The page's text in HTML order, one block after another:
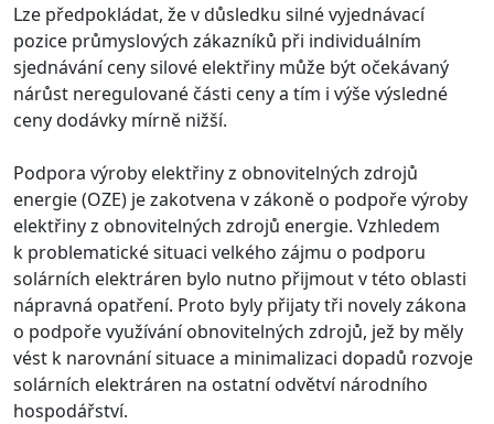
Lze předpokládat, že v důsledku silné vyjednávací
pozice průmyslových zákazníků při individuálním
sjednávání ceny silové elektřiny může být očekávaný
nárůst neregulované části ceny a tím i výše výsledné
ceny dodávky mírně nižší.
Podpora výroby elektřiny z obnovitelných zdrojů
energie (OZE) je zakotvena v zákoně o podpoře výroby
elektřiny z obnovitelných zdrojů energie. Vzhledem
k problematické situaci velkého zájmu o podporu
solárních elektráren bylo nutno přijmout v této oblasti
nápravná opatření. Proto byly přijaty tři novely zákona
o podpoře využívání obnovitelných zdrojů, jež by měly
vést k narovnání situace a minimalizaci dopadů rozvoje
solárních elektráren na ostatní odvětví národního
hospodářství.